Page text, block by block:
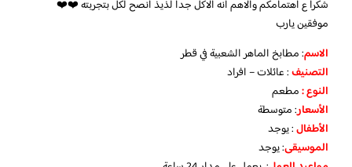
شكرا ع اهتمامكم والاهم انه الاكل جداً لذيذ انصح لكل بتجربته ❤️❤️
موفقين يارب
الاسم: مطابخ الماهر الشعبية في قطر
التصنيف: عائلات – افراد
النوع :مطعم
الأسعار:متوسطة
الأطفال:يوجد
الموسيقى:يوجد